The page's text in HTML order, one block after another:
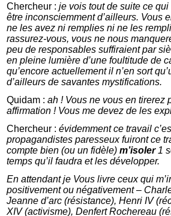
Chercheur :je vois tout de suite ce
être inconsciemment d’ailleurs. Vous
ne les avez ni remplies ni ne les
rassurez-vous, vous ne nous
peu de responsables suffiraient par
en pleine lumière d’une foultitude de
qu’encore actuellement il n’en sort
d’ailleurs de savantes mystifications.
Quidam :ah ! Vous ne vous en tirerez
affirmation ! Vous me devez de les
Chercheur :évidemment ce travail
propagandistes paresseux fuiront ce
compte bien (ou un fidèle)m’isoler1
temps qu’il faudra et les développer.
En attendant je Vous livre ceux qui
positivement ou négativement –
Jeanne d’arc (résistance), Henri IV
XIV (activisme), Denfert Rochereau